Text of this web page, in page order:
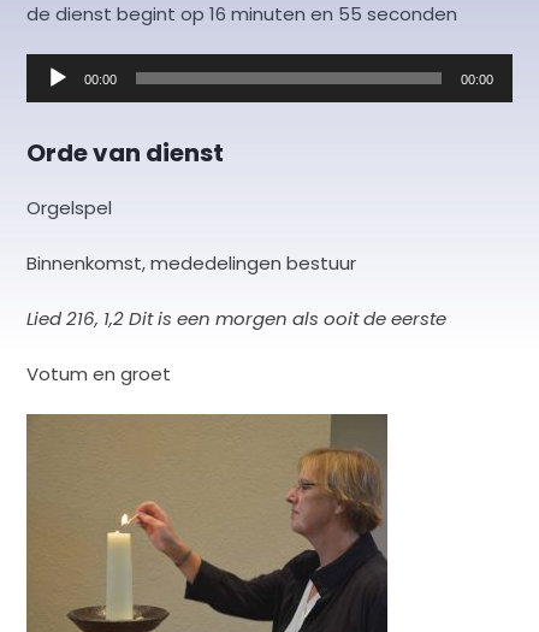
de dienst begint op 16 minuten en 55 seconden
Audiospeler
00:00 00:00
Orde van dienst
Orgelspel
Binnenkomst, mededelingen bestuur
Lied 216, 1,2 Dit is een morgen als ooit de eerste
Votum en groet